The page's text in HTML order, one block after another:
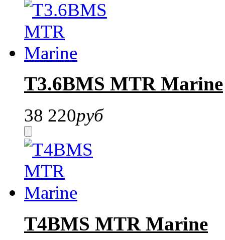
T3.6BMS MTR Marine
38 220руб
T4BMS MTR Marine